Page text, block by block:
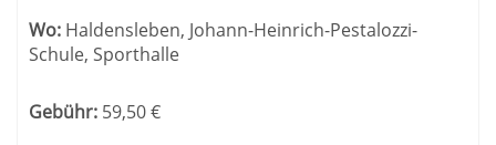
Wo: Haldensleben, Johann-Heinrich-Pestalozzi-
Schule, Sporthalle
Gebühr: 59,50€